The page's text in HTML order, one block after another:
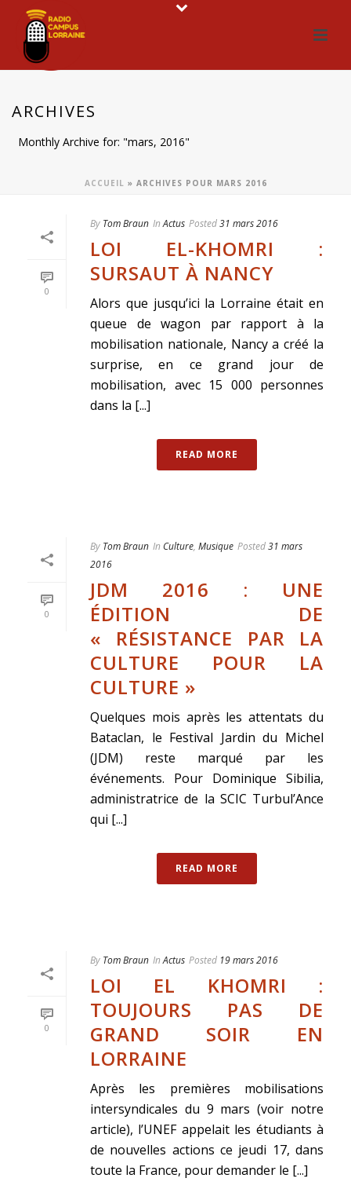
ARCHIVES
Monthly Archive for: "mars, 2016"
ACCUEIL » ARCHIVES POUR MARS 2016
0
By Tom Braun In Actus Posted31 mars 2016
LOI EL-KHOMRI :
SURSAUT À NANCY
Alors que jusqu’ici la Lorraine était en
queue de wagon par rapport à la
mobilisation nationale, Nancy a créé la
surprise, en ce grand jour de
mobilisation, avec 15 000 personnes
dans la [...]
READ MORE
0
By Tom Braun In Culture, Musique Posted31 mars
2016
JDM 2016 : UNE
ÉDITION DE
« RÉSISTANCE PAR LA
CULTURE POUR LA
CULTURE »
Quelques mois après les attentats du
Bataclan, le Festival Jardin du Michel
(JDM) reste marqué par les
événements. Pour Dominique Sibilia,
administratrice de la SCIC Turbul’Ance
qui [...]
READ MORE
0
By Tom Braun In Actus Posted 19 mars 2016
LOI EL KHOMRI :
TOUJOURS PAS DE
GRAND SOIR EN
LORRAINE
Après les premières mobilisations
intersyndicales du 9 mars (voir notre
article), l’UNEF appelait les étudiants à
de nouvelles actions ce jeudi 17, dans
toute la France, pour demander le [...]